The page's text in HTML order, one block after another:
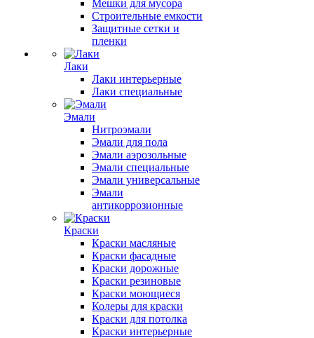
Мешки для мусора
Строительные емкости
Защитные сетки и
пленки
Лаки
Лаки интерьерные
Лаки специальные
Эмали
Нитроэмали
Эмали для пола
Эмали аэрозольные
Эмали специальные
Эмали универсальные
Эмали
антикоррозионные
Краски
Краски масляные
Краски фасадные
Краски дорожные
Краски резиновые
Краски моющиеся
Колеры для краски
Краски для потолка
Краски интерьерные